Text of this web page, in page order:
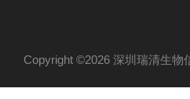
Copyright ©2026 深圳瑞清生